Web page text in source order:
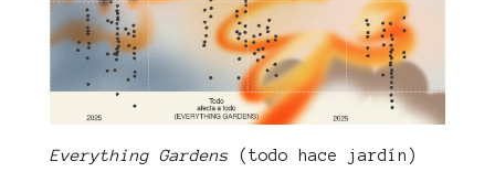
Everything Gardens (todo hace jardín)